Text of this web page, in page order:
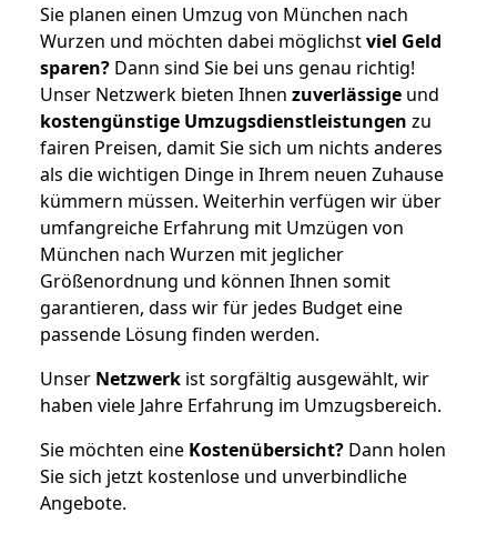
Sie planen einen Umzug von München nach
Wurzen und möchten dabei möglichstviel Geld
sparen? Dann sind Sie bei uns genau richtig!
Unser Netzwerk bieten Ihnen zuverlässige und
kostengünstige Umzugsdienstleistungen zu
fairen Preisen, damit Sie sich um nichts anderes
als die wichtigen Dinge in Ihrem neuen Zuhause
kümmern müssen. Weiterhin verfügen wir über
umfangreiche Erfahrung mit Umzügen von
München nach Wurzen mit jeglicher
Größenordnung und können Ihnen somit
garantieren, dass wir für jedes Budget eine
passende Lösung finden werden.
Unser Netzwerk ist sorgfältig ausgewählt, wir
haben viele Jahre Erfahrung im Umzugsbereich.
Sie möchten eine Kostenübersicht? Dann holen
Sie sich jetzt kostenlose und unverbindliche
Angebote.